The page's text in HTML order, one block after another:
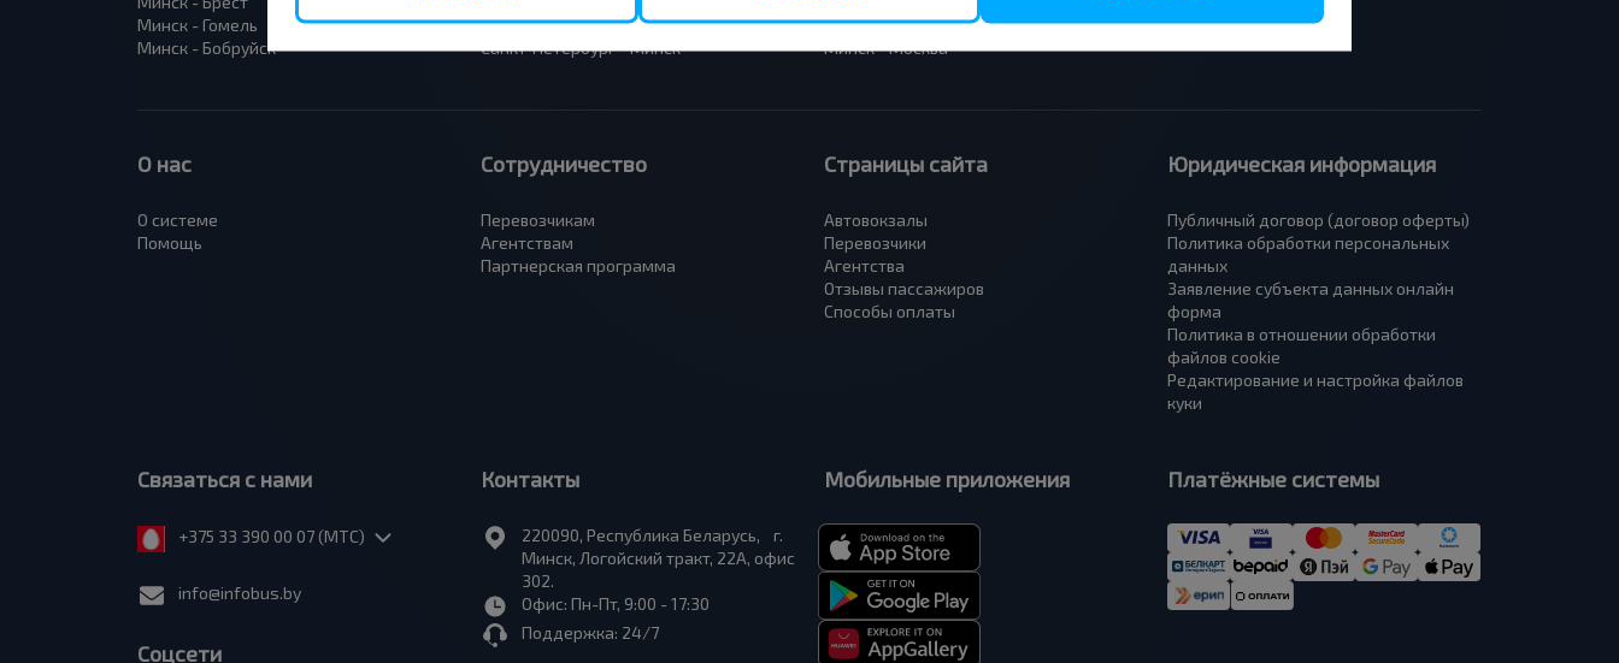
Минск - Гомель
Минск - Бобруйск
Варшава - Минск
Санкт-Петербург - Минск
Минск - Варшава
Минск - Москва
О нас
О системе
Помощь
Сотрудничество
Перевозчикам
Агентствам
Партнерская программа
Страницы сайта
Автовокзалы
Перевозчики
Агентства
Отзывы пассажиров
Способы оплаты
Юридическая информация
Публичный договор (договор оферты)
Политика обработки персональных
данных
Заявление субъекта данных онлайн
форма
Политика в отношении обработки
файлов cookie
Редактирование и настройка файлов
куки
Связаться с нами
+375 33 390 00 07 (МТС)
info@infobus.by
Соцсети
Контакты
220090, Республика Беларусь, г.
Минск, Логойский тракт, 22А, офис
302.
Офис: Пн-Пт, 9:00 - 17:30
Поддержка: 24/7
Мобильные приложения Платёжные системы